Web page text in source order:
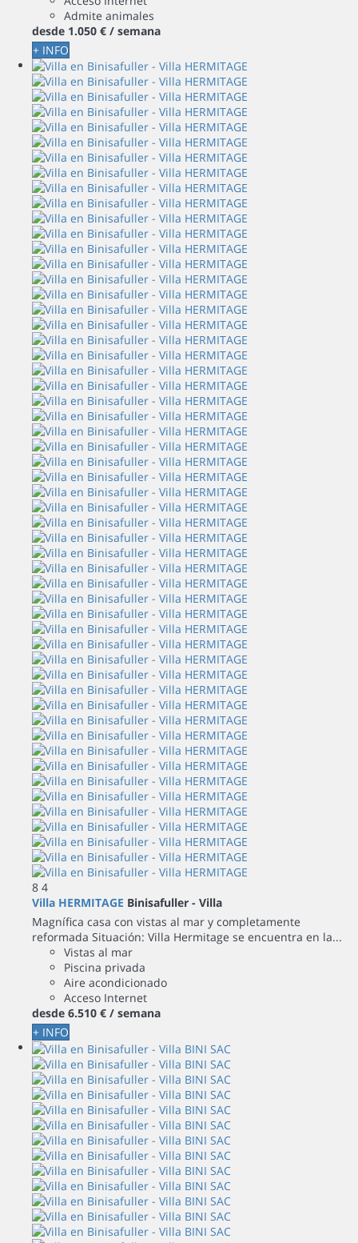
Admite animales
desde 1.050 € / semana
+ INFO
8 4
Villa HERMITAGE Binisafuller - Villa
Magnífica casa con vistas al mar y completamente
reformada Situación: Villa Hermitage se encuentra en la...
Vistas al mar
Piscina privada
Aire acondicionado
Acceso Internet
desde 6.510 € / semana
+ INFO